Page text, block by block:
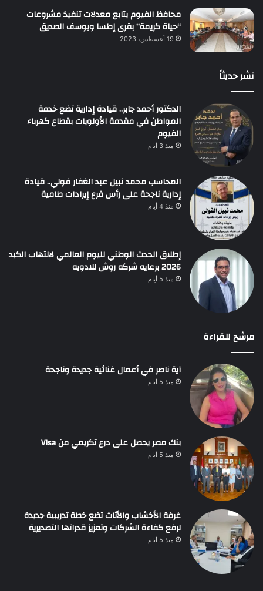
محافظ الفيوم يتابع معدلات تنفيذ مشروعات
“حياة كريمة” بقرى إطسا ويوسف الصديق
19 أغسطس، 2023
نشر حديثاً
الدكتور أحمد جابر.. قيادة إدارية تضع خدمة
المواطن في مقدمة الأولويات بقطاع كهرباء
الفيوم
منذ 3 أيام
المحاسب محمد نبيل عبد الغفار فولي.. قيادة
إدارية ناجحة على رأس فرع إيرادات طامية
منذ 4 أيام
إطلاق الحدث الوطني لليوم العالمي لالتهاب الكبد
2026 برعايه شركه روش للادويه
منذ 5 أيام
مرشح للقراءة
آية ناصر في أعمال غنائية جديدة وناجحة
منذ 5 أيام
بنك مصر يحصل على درع تكريمي من Visa
منذ 5 أيام
غرفة الأخشاب والأثاث تضع خطة تدريبية جديدة
لرفع كفاءة الشركات وتعزيز قدراتها التصديرية
منذ 5 أيام